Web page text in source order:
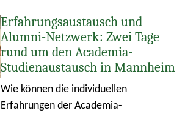
Erfahrungsaustausch und
Alumni-Netzwerk: Zwei Tage
rund um den Academia-
Studienaustausch in Mannheim
Wie können die individuellen
Erfahrungen der Academia-